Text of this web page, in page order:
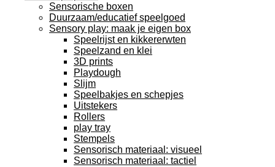
Sensorische boxen
Duurzaam/educatief speelgoed
Sensory play: maak je eigen box
Speelrijst en kikkererwten
Speelzand en klei
3D prints
Playdough
Slijm
Speelbakjes en schepjes
Uitstekers
Rollers
play tray
Stempels
Sensorisch materiaal: visueel
Sensorisch materiaal: tactiel